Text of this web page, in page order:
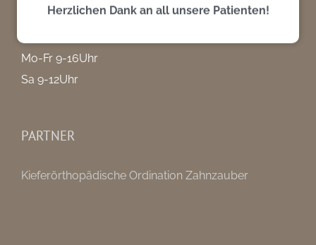
A – 6020 Innsbruck
Mo-Fr 9-16Uhr
Sa 9-12Uhr
PARTNER
Kieferörthopädische Ordination Zahnzauber
Herzlichen Dank an all unsere Patienten!